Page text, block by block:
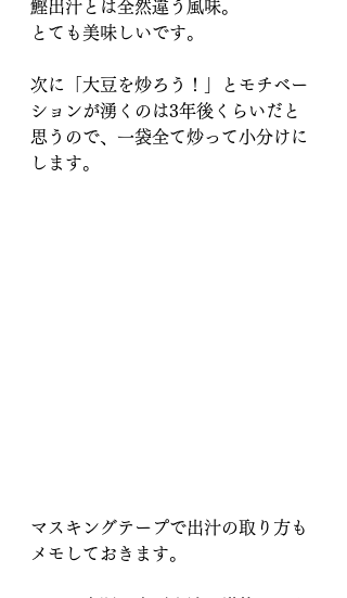
鰹出汁とは全然違う風味。
とても美味しいです。
次に「大豆を炒ろう！」とモチベー
ションが湧くのは3年後くらいだと
思うので、一袋全て炒って小分けに
します。
マスキングテープで出汁の取り方も
メモしておきます。